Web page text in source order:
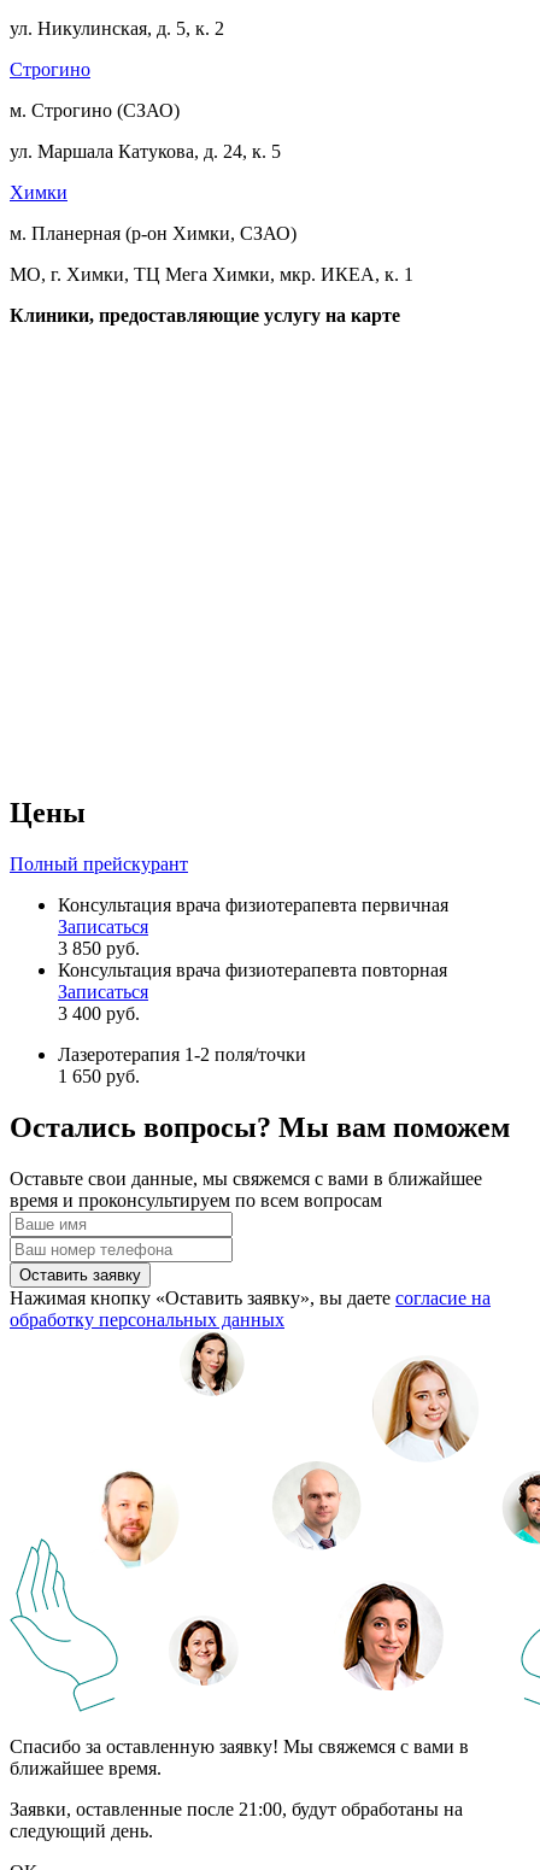
ул. Никулинская, д. 5, к. 2
Строгино
м. Строгино (СЗАО)
ул. Маршала Катукова, д. 24, к. 5
Химки
м. Планерная (р-он Химки, СЗАО)
МО, г. Химки, ТЦ Мега Химки, мкр. ИКЕА, к. 1
Клиники, предоставляющие услугу на карте
Цены
Полный прейскурант
Консультация врача физиотерапевта первичная
Записаться
3 850 руб.
Консультация врача физиотерапевта повторная
Записаться
3 400 руб.
Лазеротерапия 1-2 поля/точки
1 650 руб.
Остались вопросы? Мы вам поможем
Оставьте свои данные, мы свяжемся с вами в ближайшее
время и проконсультируем по всем вопросам
Оставить заявку
Нажимая кнопку «Оставить заявку», вы даете согласие на
обработку персональных данных
Спасибо за оставленную заявку! Мы свяжемся с вами в
ближайшее время.
Заявки, оставленные после 21:00, будут обработаны на
следующий день.